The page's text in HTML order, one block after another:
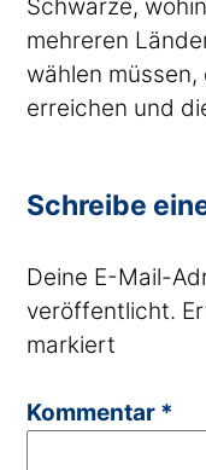
Schwarze,
mehreren
wählen müssen,
erreichen und
Schreibe
Deine E-Mail-
veröffentlicht.
markiert
Kommentar *